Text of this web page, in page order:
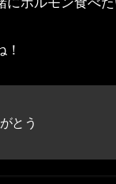
とう